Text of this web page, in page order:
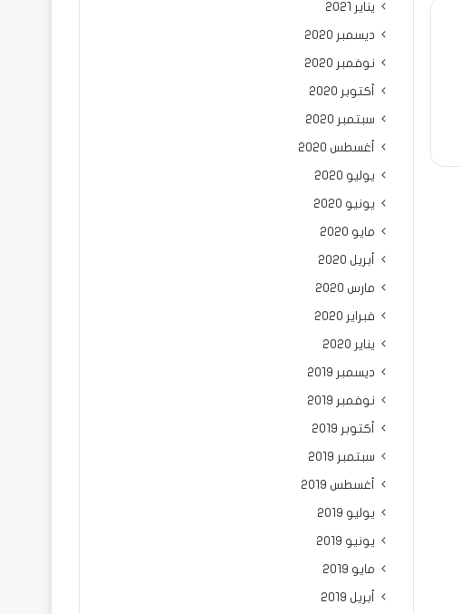
يناير 2021
ديسمبر 2020
نوفمبر 2020
أكتوبر 2020
سبتمبر 2020
أغسطس 2020
يوليو 2020
يونيو 2020
مايو 2020
أبريل 2020
مارس 2020
فبراير 2020
يناير 2020
ديسمبر 2019
نوفمبر 2019
أكتوبر 2019
سبتمبر 2019
أغسطس 2019
يوليو 2019
يونيو 2019
مايو 2019
أبريل 2019